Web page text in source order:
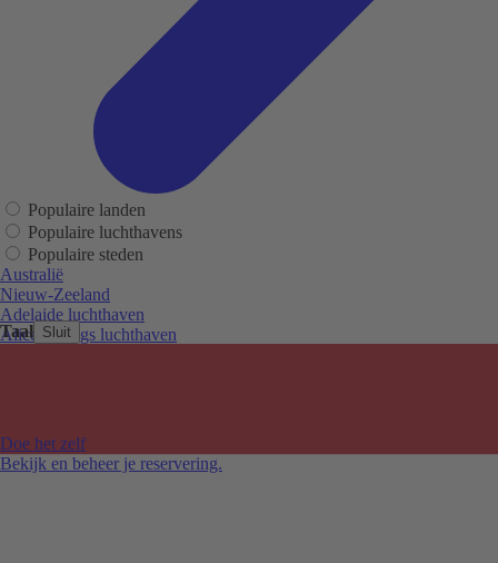
Taal Sluit
Doe het zelf
Bekijk en beheer je reservering.
Populaire landen
Populaire luchthavens
Populaire steden
Australië
Nieuw-Zeeland
Adelaide luchthaven
Alice Springs luchthaven
Melbourne Tullamarine luchthaven
Perth luchthaven
Sydney luchthaven